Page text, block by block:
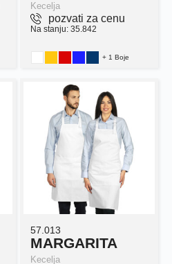
Kecelja
pozvati za cenu
Na stanju: 35.842
+ 1 Boje
57.013
MARGARITA
Kecelja